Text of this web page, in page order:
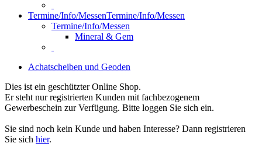
Termine/Info/MessenTermine/Info/Messen
Termine/Info/Messen
Mineral & Gem
Achatscheiben und Geoden
Dies ist ein geschützter Online Shop.
Er steht nur registrierten Kunden mit fachbezogenem
Gewerbeschein zur Verfügung. Bitte loggen Sie sich ein.
Sie sind noch kein Kunde und haben Interesse? Dann registrieren
Sie sich hier.